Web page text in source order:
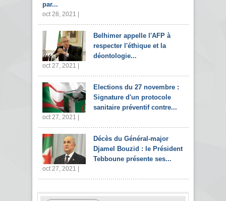
par...
oct 28, 2021 |
Belhimer appelle l'AFP à
respecter l'éthique et la
déontologie...
oct 27, 2021 |
Elections du 27 novembre :
Signature d'un protocole
sanitaire préventif contre...
oct 27, 2021 |
Décès du Général-major
Djamel Bouzid : le Président
Tebboune présente ses...
oct 27, 2021 |